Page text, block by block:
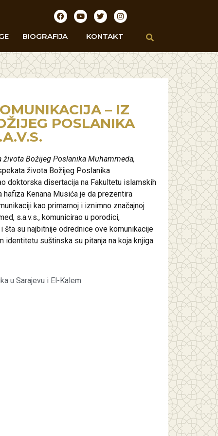
BIOGRAFIJA KONTAKT
– IZ
POSLANIKA
Božijeg Poslanika Muhammeda,
života Božijeg Poslanika
doktorska disertacija na Fakultetu islamskih
hafiza Kenana Musića je da prezentira
kao primarnoj i iznimno značajnoj
s.a.v.s., komunicirao u porodici,
šta su najbitnije odrednice ove komunikacije
identitetu suštinska su pitanja na koja knjiga
u Sarajevu i El-Kalem